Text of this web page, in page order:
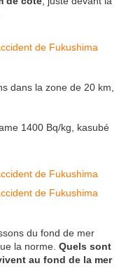
dans la zone de 20 km,
1400 Bq/kg, kasubé
du fond de mer
la norme. Quels sont
au fond de la mer